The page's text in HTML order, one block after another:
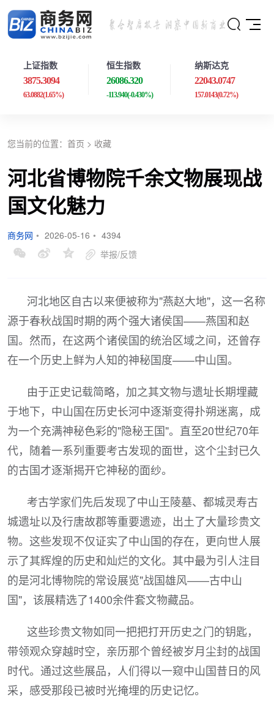
上证指数
3875.3094
63.0882(1.65%)
恒生指数
26086.320
-113.940(-0.430%)
纳斯达克
22043.0747
157.0143(0.72%)
您当前的位置： 首页 > 收藏
河北省博物院千余文物展现战
国文化魅力
商务网 • 2026-05-16 • 4394
举报/反馈
河北地区自古以来便被称为"燕赵大地"，这一名称
源于春秋战国时期的两个强大诸侯国——燕国和赵
国。然而，在这两个诸侯国的统治区域之间，还曾存
在一个历史上鲜为人知的神秘国度——中山国。
由于正史记载简略，加之其文物与遗址长期埋藏
于地下，中山国在历史长河中逐渐变得扑朔迷离，成
为一个充满神秘色彩的"隐秘王国"。直至20世纪70年
代，随着一系列重要考古发现的面世，这个尘封已久
的古国才逐渐揭开它神秘的面纱。
考古学家们先后发现了中山王陵墓、都城灵寿古
城遗址以及行唐故郡等重要遗迹，出土了大量珍贵文
物。这些发现不仅证实了中山国的存在，更向世人展
示了其辉煌的历史和灿烂的文化。其中最为引人注目
的是河北博物院的常设展览"战国雄风——古中山
国"，该展精选了1400余件套文物藏品。
这些珍贵文物如同一把把打开历史之门的钥匙，
带领观众穿越时空，亲历那个曾经被岁月尘封的战国
时代。通过这些展品，人们得以一窥中山国昔日的风
采，感受那段已被时光掩埋的历史记忆。